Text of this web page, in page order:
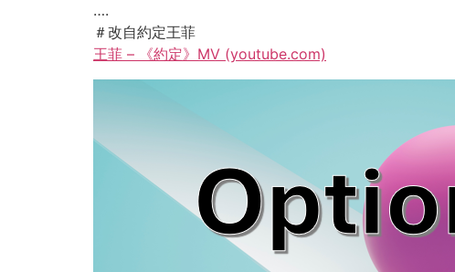
….
＃改自約定王菲
王菲 – 《約定》MV (youtube.com)